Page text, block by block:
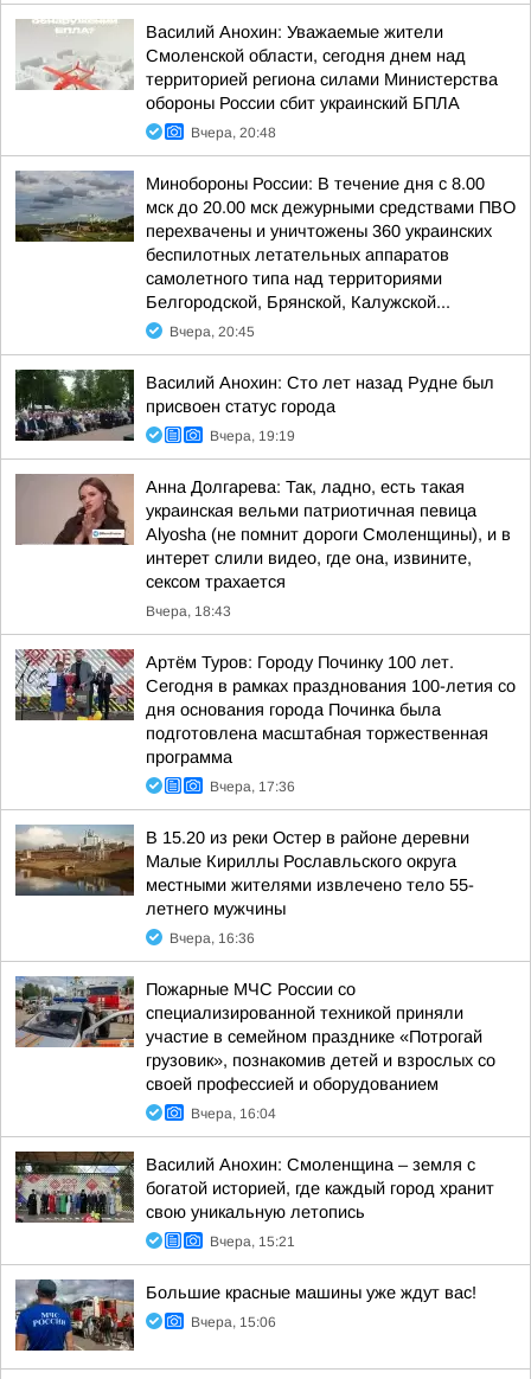
Василий Анохин: Уважаемые жители
Смоленской области, сегодня днем над
территорией региона силами Министерства
обороны России сбит украинский БПЛА
Вчера, 20:48
Минобороны России: В течение дня с 8.00
мск до 20.00 мск дежурными средствами ПВО
перехвачены и уничтожены 360 украинских
беспилотных летательных аппаратов
самолетного типа над территориями
Белгородской, Брянской, Калужской...
Вчера, 20:45
Василий Анохин: Сто лет назад Рудне был
присвоен статус города
Вчера, 19:19
Анна Долгарева: Так, ладно, есть такая
украинская вельми патриотичная певица
Alyosha (не помнит дороги Смоленщины), и в
интерет слили видео, где она, извините,
сексом трахается
Вчера, 18:43
Артём Туров: Городу Починку 100 лет.
Сегодня в рамках празднования 100-летия со
дня основания города Починка была
подготовлена масштабная торжественная
программа
Вчера, 17:36
В 15.20 из реки Остер в районе деревни
Малые Кириллы Рославльского округа
местными жителями извлечено тело 55-
летнего мужчины
Вчера, 16:36
Пожарные МЧС России со
специализированной техникой приняли
участие в семейном празднике «Потрогай
грузовик», познакомив детей и взрослых со
своей профессией и оборудованием
Вчера, 16:04
Василий Анохин: Смоленщина – земля с
богатой историей, где каждый город хранит
свою уникальную летопись
Вчера, 15:21
Большие красные машины уже ждут вас!
Вчера, 15:06